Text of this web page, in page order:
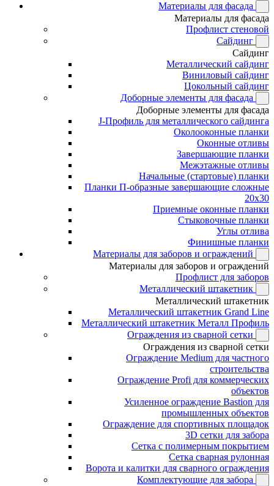
Материалы для фасада
Материалы для фасада
Профлист стеновой
Сайдинг
Сайдинг
Металлический сайдинг
Виниловый сайдинг
Цокольный сайдинг
Доборные элементы для фасада
Доборные элементы для фасада
J-Профиль для металлического сайдинга
Околооконные планки
Оконные отливы
Завершающие планки
Межэтажные отливы
Начальные (стартовые) планки
Планки П-образные завершающие сложные
20x30
Приемные оконные планки
Стыковочные планки
Углы отлива
Финишные планки
Материалы для заборов и ограждений
Материалы для заборов и ограждений
Профлист для заборов
Металлический штакетник
Металлический штакетник
Металлический штакетник Grand Line
Металлический штакетник Металл Профиль
Ограждения из сварной сетки
Ограждения из сварной сетки
Ограждение Medium для частного
строительства
Ограждение Profi для коммерческих
объектов
Усиленное ограждение Bastion для
промышленных объектов
Ограждение для спортивных площадок
3D сетки для забора
Сетка с полимерным покрытием
Сетка сварная рулонная
Ворота и калитки для сварного ограждения
Комплектующие для забора